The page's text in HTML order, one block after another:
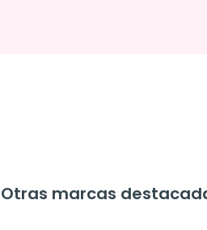
Otras marcas